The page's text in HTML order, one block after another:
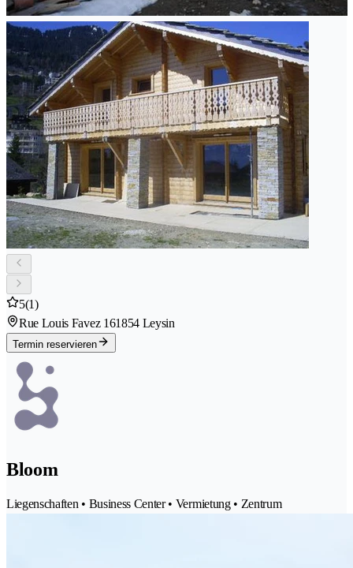
5(1)
Rue Louis Favez 161854 Leysin
Termin reservieren
Bloom
Liegenschaften • Business Center • Vermietung • Zentrum